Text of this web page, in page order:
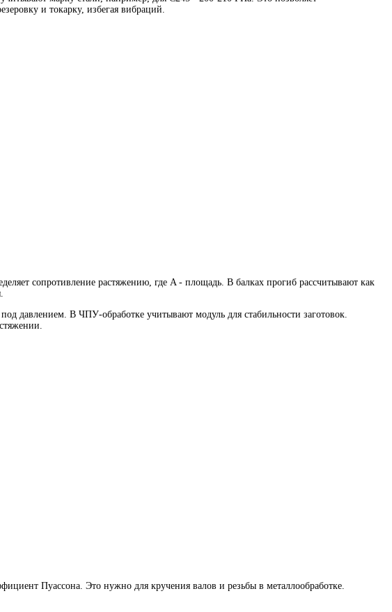
и токарку, избегая вибраций.
сопротивление растяжению, где A - площадь. В балках прогиб рассчитывают как
давлением. В ЧПУ-обработке учитывают модуль для стабильности заготовок.
Пуассона. Это нужно для кручения валов и резьбы в металлообработке.